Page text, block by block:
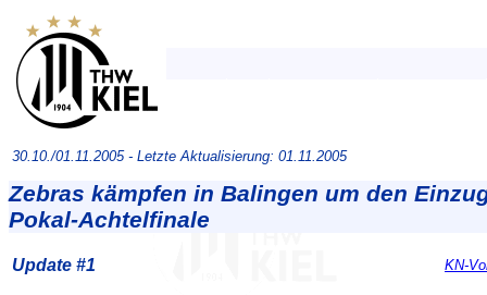
30.10./01.11.2005 - Letzte Aktualisierung: 01.11.2005
Zebras kämpfen in Balingen um den
Pokal-Achtelfinale
Update #1 KN-